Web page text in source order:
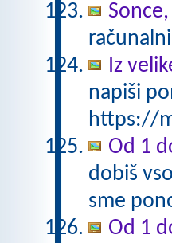
Iz
napiši
https://
Od 1
dobiš
sme
Od 1